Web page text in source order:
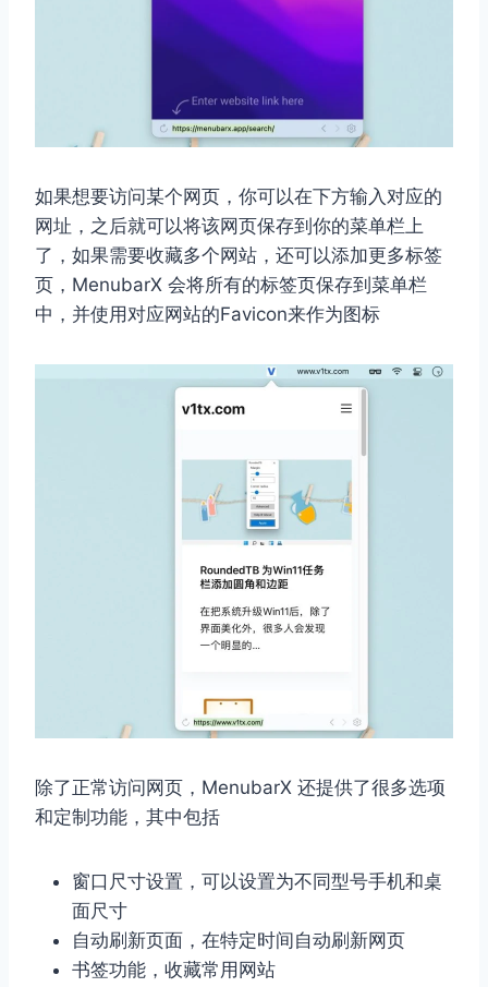
如果想要访问某个网页，你可以在下方输入对应的
网址，之后就可以将该网页保存到你的菜单栏上
了，如果需要收藏多个网站，还可以添加更多标签
页，MenubarX 会将所有的标签页保存到菜单栏
中，并使用对应网站的Favicon来作为图标
除了正常访问网页，MenubarX 还提供了很多选项
和定制功能，其中包括
窗口尺寸设置，可以设置为不同型号手机和桌
面尺寸
自动刷新页面，在特定时间自动刷新网页
书签功能，收藏常用网站